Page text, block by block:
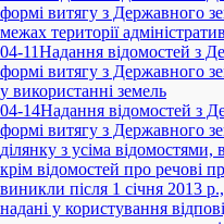
формі витягу з Державного
межах території
04-11Надання відомостей з
формі витягу з Державного
у використанні земель
04-14Надання відомостей з
формі витягу з Державного
ділянку з усіма
крім відомостей про речові
виникли після 1 січня 2013
надані у користування